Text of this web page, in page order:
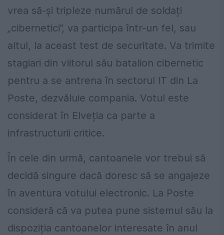
vrea să-și tripleze numărul de soldați
„cibernetici”, va participa într-un fel, sau
altul, la aceast test de securitate. Va trimite
stagiari din viitorul său batalion cibernetic
pentru a se antrena în sectorul IT din La
Poste, dezvăluie compania. Votul este
considerat în Elveția ca parte a
infrastructurii critice.
În cele din urmă, cantoanele vor trebui să
decidă singure dacă doresc să se angajeze
în aventura votului electronic. La Poste
consideră că va putea pune sistemul său la
dispoziția cantoanelor interesate în anul